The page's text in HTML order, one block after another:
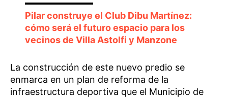
Pilar construye el Club Dibu Martínez:
cómo será el futuro espacio para los
vecinos de Villa Astolfi y Manzone
La construcción de este nuevo predio se
enmarca en un plan de reforma de la
infraestructura deportiva que el Municipio de